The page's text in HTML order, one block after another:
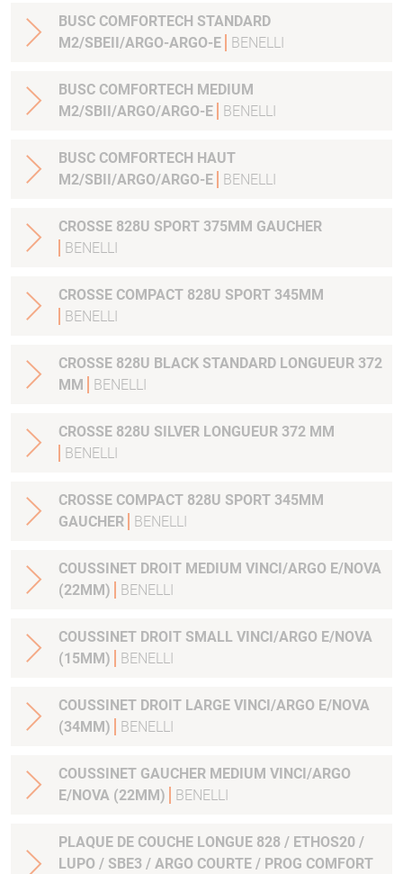
BUSC COMFORTECH STANDARD
M2/SBEII/ARGO-ARGO-E
BENELLI
BUSC COMFORTECH MEDIUM
M2/SBII/ARGO/ARGO-E
BENELLI
BUSC COMFORTECH HAUT
M2/SBII/ARGO/ARGO-E
BENELLI
CROSSE 828U SPORT 375MM GAUCHER
BENELLI
CROSSE COMPACT 828U SPORT 345MM
BENELLI
CROSSE 828U BLACK STANDARD LONGUEUR 372
MM
BENELLI
CROSSE 828U SILVER LONGUEUR 372 MM
BENELLI
CROSSE COMPACT 828U SPORT 345MM
GAUCHER
BENELLI
COUSSINET DROIT MEDIUM VINCI/ARGO E/NOVA
(22MM)
BENELLI
COUSSINET DROIT SMALL VINCI/ARGO E/NOVA
(15MM)
BENELLI
COUSSINET DROIT LARGE VINCI/ARGO E/NOVA
(34MM)
BENELLI
COUSSINET GAUCHER MEDIUM VINCI/ARGO
E/NOVA (22MM)
BENELLI
PLAQUE DE COUCHE LONGUE 828 / ETHOS20 /
LUPO / SBE3 / ARGO COURTE / PROG COMFORT